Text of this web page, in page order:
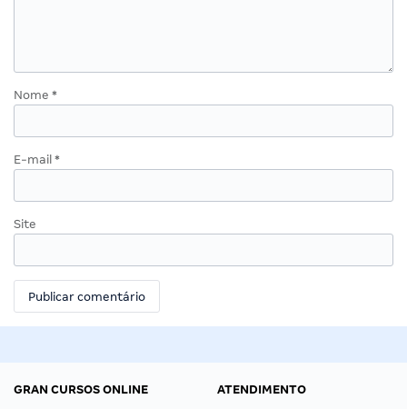
Nome *
E-mail *
Site
GRAN CURSOS ONLINE
ATENDIMENTO